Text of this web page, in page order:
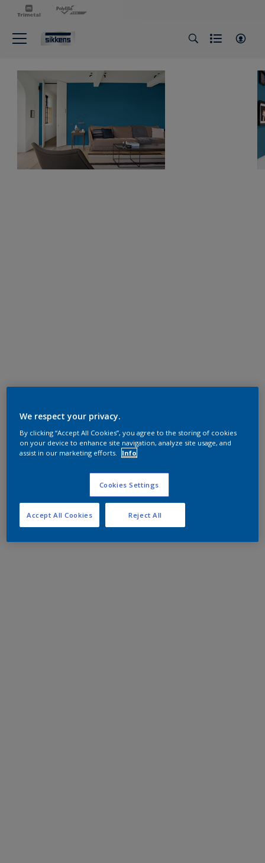
We respect your privacy.
By clicking “Accept All Cookies”, you agree to the storing of cookies
on your device to enhance site navigation, analyze site usage, and
assist in our marketing efforts.
Info
Cookies Settings
Reject All
Accept All Cookies